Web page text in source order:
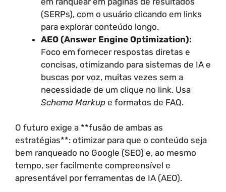
(SERPs), com o usuário clicando em links
para explorar conteúdo longo.
AEO (Answer Engine Optimization):
Foco em fornecer respostas diretas e
concisas, otimizando para sistemas de IA e
buscas por voz, muitas vezes sem a
necessidade de um clique no link. Usa
Schema Markup e formatos de FAQ.
O futuro exige a **fusão de ambas as
estratégias**: otimizar para que o conteúdo seja
bem ranqueado no Google (SEO) e, ao mesmo
tempo, ser facilmente compreensível e
apresentável por ferramentas de IA (AEO).